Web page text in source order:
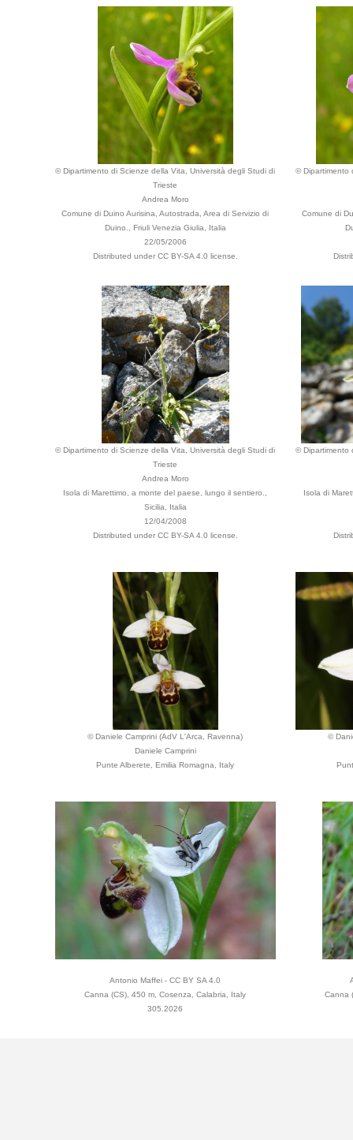
© Dipartimento di Scienze della Vita, Università degli Studi di
Trieste
Andrea Moro
Comune di Duino Aurisina, Autostrada, Area di Servizio di
Duino., Friuli Venezia Giulia, Italia
22/05/2006
Distributed under CC BY-SA 4.0 license.
© Dipartimento
Comune di
© Dipartimento di Scienze della Vita, Università degli Studi di
Trieste
Andrea Moro
Isola di Marettimo, a monte del paese, lungo il sentiero.,
Sicilia, Italia
12/04/2008
Distributed under CC BY-SA 4.0 license.
© Dipartimento
Isola di
© Daniele Camprini (AdV L'Arca, Ravenna)
Daniele Camprini
Punte Alberete, Emilia Romagna, Italy
©
Antonio Maffei - CC BY SA 4.0
Canna (CS), 450 m, Cosenza, Calabria, Italy
305.2026
Canna